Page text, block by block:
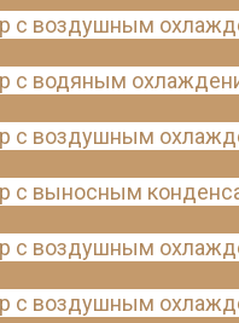
с воздушным
с водяным
с воздушным
с выносным
с воздушным
с воздушным